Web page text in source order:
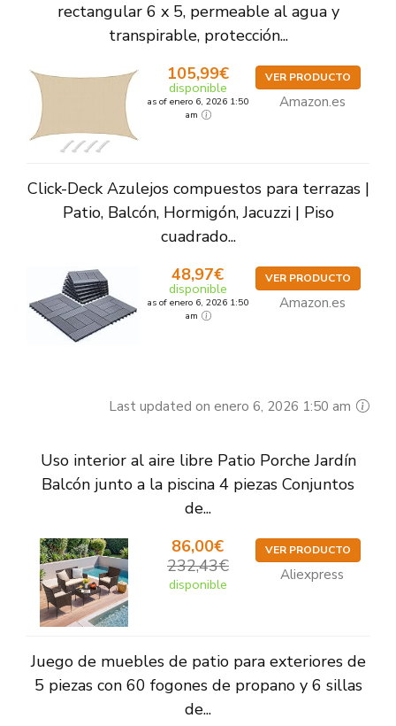
rectangular 6 x 5, permeable al agua y
transpirable, protección...
105,99€
disponible
as of enero 6, 2026 1:50
am
VER PRODUCTO
Amazon.es
Click-Deck Azulejos compuestos para terrazas |
Patio, Balcón, Hormigón, Jacuzzi | Piso
cuadrado...
48,97€
disponible
as of enero 6, 2026 1:50
am
VER PRODUCTO
Amazon.es
Last updated on enero 6, 2026 1:50 am
Uso interior al aire libre Patio Porche Jardín
Balcón junto a la piscina 4 piezas Conjuntos
de...
86,00€
232,43€
disponible
VER PRODUCTO
Aliexpress
Juego de muebles de patio para exteriores de
5 piezas con 60 fogones de propano y 6 sillas
de...